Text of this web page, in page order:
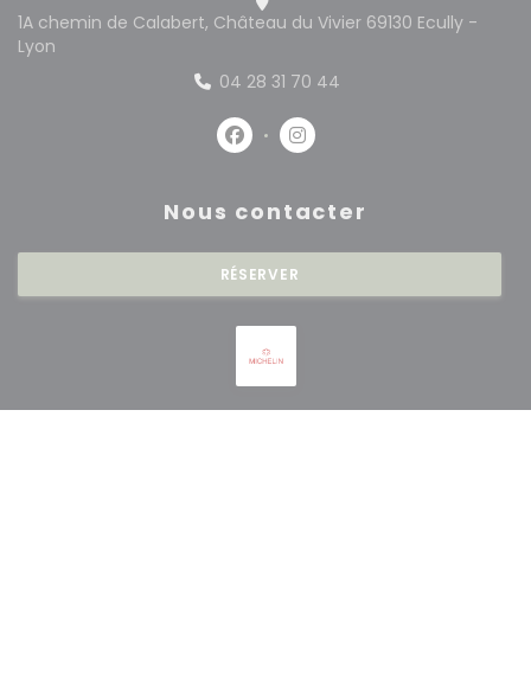
1A chemin de Calabert, Château du Vivier 69130 Ecully -
Lyon
04 28 31 70 44
Facebook ((ouvre une
Instagram ((ouvre une
Nous contacter
RÉSERVER